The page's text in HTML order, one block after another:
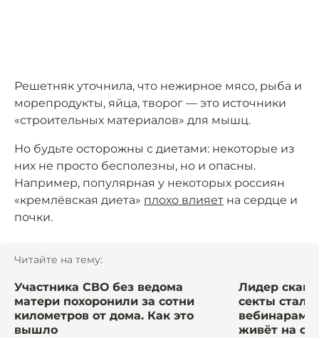
Решетняк уточнила, что нежирное мясо, рыба и
морепродукты, яйца, творог — это источники
«строительных материалов» для мышц.
Но будьте осторожны с диетами: некоторые из
них не просто бесполезны, но и опасны.
Например, популярная у некоторых россиян
«кремлёвская диета» плохо влияет на сердце и
почки.
Читайте на тему:
Участника СВО без ведома
матери похоронили за сотни
километров от дома. Как это
вышло
Лидер
секты стал
вебинарами
живёт на